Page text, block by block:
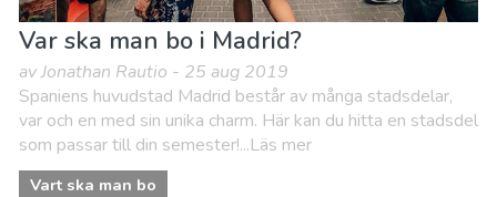
Var ska man bo i Madrid?
av Jonathan Rautio - 25 aug 2019
Spaniens huvudstad Madrid består av många stadsdelar,
var och en med sin unika charm. Här kan du hitta en stadsdel
som passar till din semester!...Läs mer
Vart ska man bo